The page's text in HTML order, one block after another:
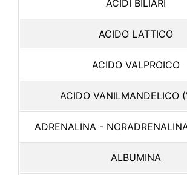
ACIDI BILIARI
ACIDO LATTICO
ACIDO VALPROICO
ACIDO VANILMANDELICO
ADRENALINA -
ALBUMINA